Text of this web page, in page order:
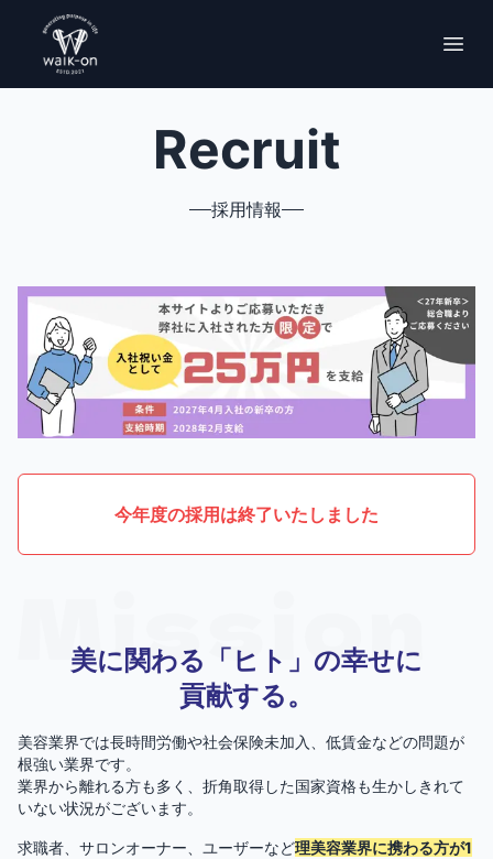
Recruit
採用情報
今年度の採用は終了いたしました
美に関わる「ヒト」の幸せに
貢献する。
美容業界では長時間労働や社会保険未加入、低賃金などの問題が
根強い業界です。
業界から離れる方も多く、折角取得した国家資格も生かしきれて
いない状況がございます。
求職者、サロンオーナー、ユーザーなど理美容業界に携わる方が1